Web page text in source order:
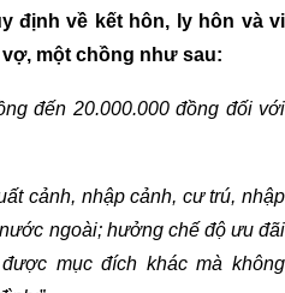
định về kết hôn, ly hôn và vi
một chồng như sau:
đến 20.000.000 đồng đối với
cảnh, nhập cảnh, cư trú, nhập
ngoài; hưởng chế độ ưu đãi
mục đích khác mà không